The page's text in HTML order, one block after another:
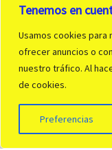
Tenemos en
Usamos cookies para
ofrecer anuncios o
nuestro tráfico. Al
de cookies.
Preferencias
© 2026CP
Funciona con